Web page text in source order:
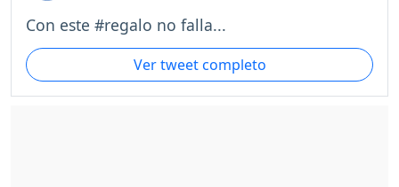
Con este #regalo no falla...
Ver tweet completo